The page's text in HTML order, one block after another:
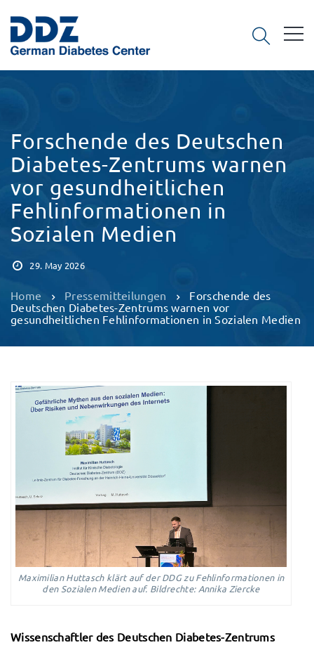
Forschende des Deutschen
Diabetes-Zentrums warnen
vor gesundheitlichen
Fehlinformationen in
Sozialen Medien
29. May 2026
Home Pressemitteilungen
Forschende des
Deutschen Diabetes-Zentrums warnen vor
gesundheitlichen Fehlinformationen in Sozialen Medien
Maximilian Huttasch klärt auf der DDG zu Fehlinformationen in
den Sozialen Medien auf. Bildrechte: Annika Ziercke
Wissenschaftler des Deutschen Diabetes-Zentrums